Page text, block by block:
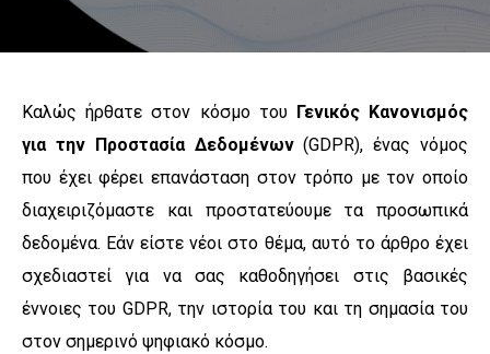
Καλώς ήρθατε στον κόσμο του
Γενικός Κανονισμός
για την Προστασία Δεδομένων(GDPR), ένας νόμος
που έχει φέρει επανάσταση στον τρόπο με τον οποίο
διαχειριζόμαστε και προστατεύουμε τα προσωπικά
δεδομένα. Εάν είστε νέοι στο θέμα, αυτό το άρθρο έχει
σχεδιαστεί για να σας καθοδηγήσει στις βασικές
έννοιες του GDPR, την ιστορία του και τη σημασία του
στον σημερινό ψηφιακό κόσμο.